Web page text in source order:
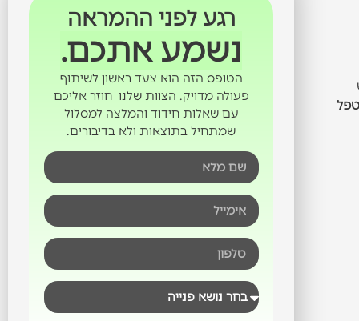
רגע לפני ההמראה
נשמע אתכם.
הטופס הזה הוא צעד ראשון לשיתוף
פעולה מדויק. הצוות שלנו חוזר אליכם
עם שאלות חידוד והמלצה למסלול
שמתחיל בתוצאות ולא בדיבורים.